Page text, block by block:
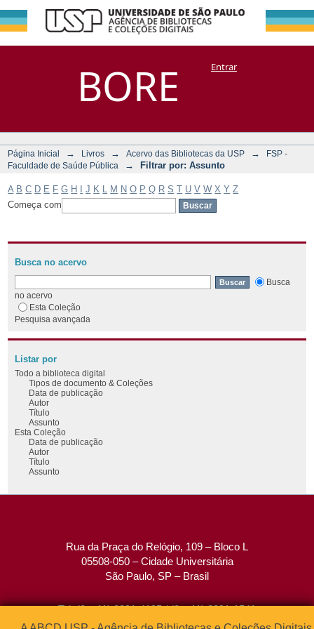
BORE
Filtrar por:
Assunto
DSpace/Manakin + CoriscoEntrar
Página Inicial → Livros → Acervo das Bibliotecas da USP →
FSP -
Faculdade de Saúde Pública
→ Filtrar por: Assunto
A B C D E F G H J K M N O P Q R S T U V W X Y Z
Começa com
Busca no acervo
Busca
no acervo
Esta Coleção
Pesquisa avançada
Listar por
Todo a biblioteca digital
Tipos de documento & Coleções
Data de publicação
Autor
Título
Assunto
Esta Coleção
Data de publicação
Autor
Título
Assunto
Rua da Praça do Relógio, 109 – Bloco L
05508-050 – Cidade Universitária
São Paulo, SP – Brasil
Tel: (0xx11) 3091-4195 / (0xx11) 3091-1541
Fax: (0xx11) 3091-1567